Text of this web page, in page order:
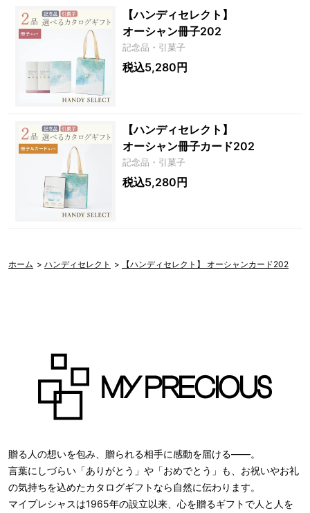
【ハンディセレクト】
オーシャン冊子202
記念品・引菓子
税込5,280円
【ハンディセレクト】
オーシャン冊子カード202
記念品・引菓子
税込5,280円
ホーム > ハンディセレクト > 【ハンディセレクト】 オーシャンカード202
贈る人の想いを包み、贈られる相手に感動を届ける――。
言葉にしづらい「ありがとう」や「おめでとう」も、お祝いやお礼
の気持ちを込めたカタログギフトなら自然に伝わります。
マイプレシャスは1965年の設立以来、心を贈るギフトで人と人を